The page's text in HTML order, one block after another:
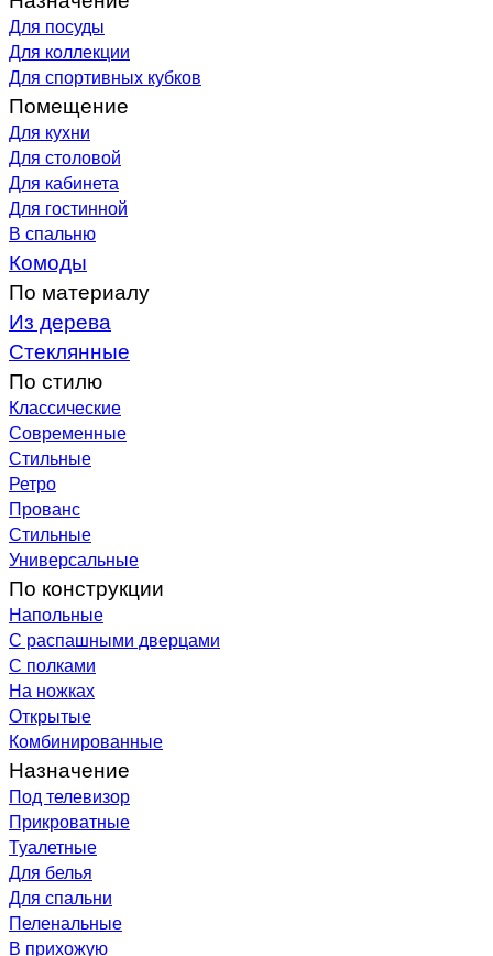
Для посуды
Для коллекции
Для спортивных кубков
Помещение
Для кухни
Для столовой
Для кабинета
Для гостинной
В спальню
Комоды
По материалу
Из дерева
Стеклянные
По стилю
Классические
Современные
Стильные
Ретро
Прованс
Стильные
Универсальные
По конструкции
Напольные
С распашными дверцами
С полками
На ножках
Открытые
Комбинированные
Назначение
Под телевизор
Прикроватные
Туалетные
Для белья
Для спальни
Пеленальные
В прихожую